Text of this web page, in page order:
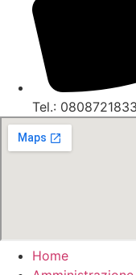
Tel.: 0808721833
Home